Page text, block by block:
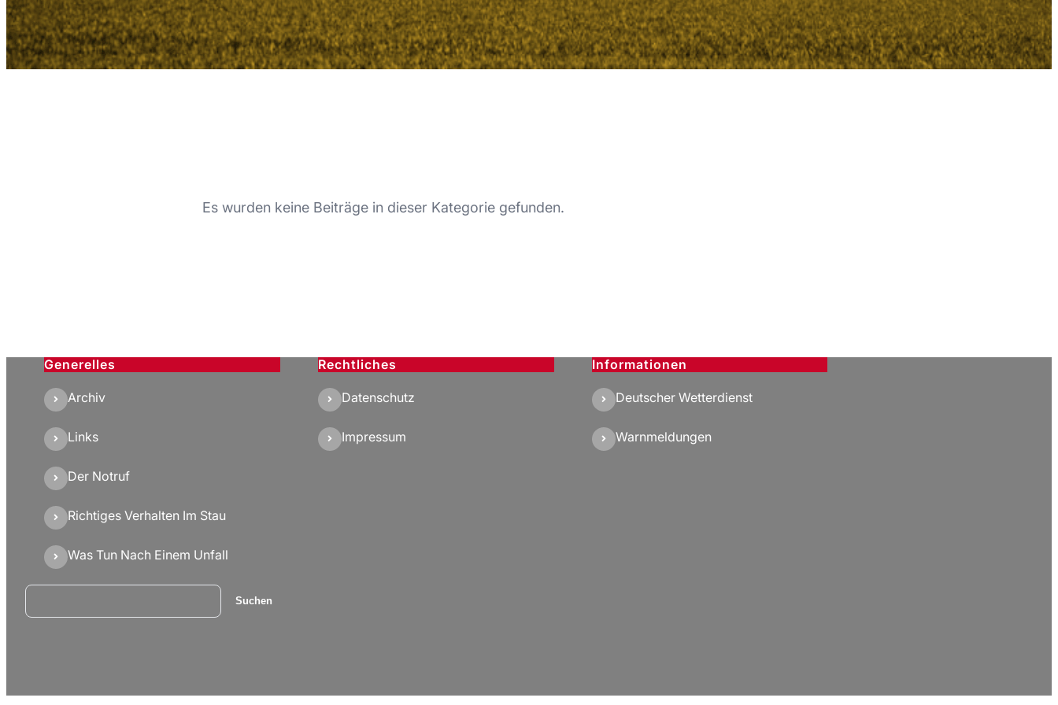
Es wurden keine Beiträge in dieser Kategorie gefunden.
Generelles
Archiv
Links
Der Notruf
Richtiges Verhalten Im Stau
Was Tun Nach Einem Unfall
Rechtliches
Datenschutz
Impressum
Informationen
Deutscher Wetterdienst
Warnmeldungen
Suchen Suchen